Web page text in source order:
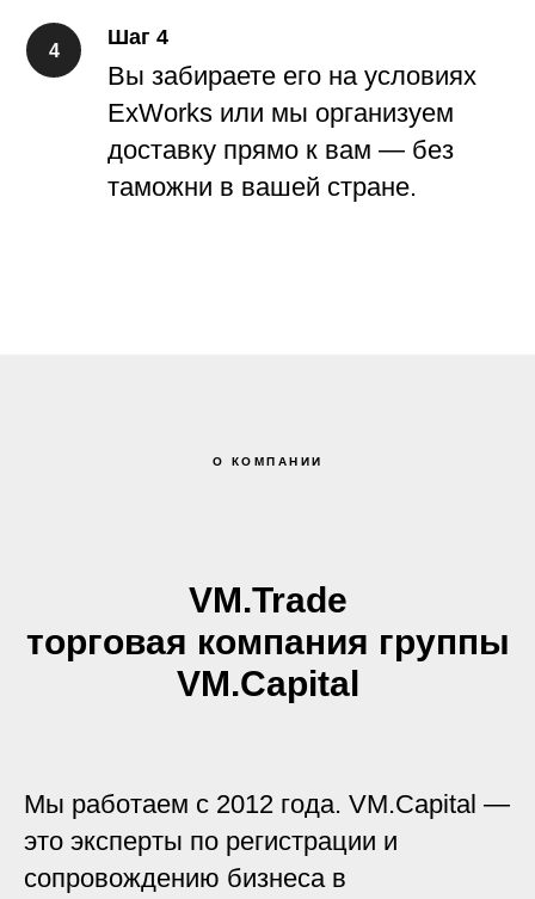
Шаг 4
Вы забираете его на условиях
ExWorks или мы организуем
доставку прямо к вам — без
таможни в вашей стране.
О КОМПАНИИ
VM.Trade
торговая компания группы
VM.Capital
Мы работаем с 2012 года. VM.Capital —
это эксперты по регистрации и
сопровождению бизнеса в